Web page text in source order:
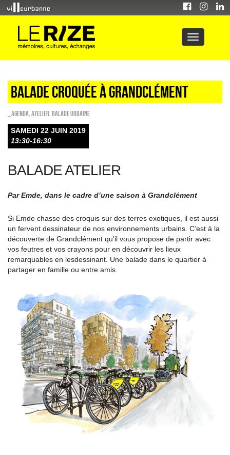
Balade croquée à Grandclément
_Agenda Atelier Balade urbaine
SAMEDI 22 JUIN 2019
13:30-16:30
BALADE ATELIER
Par Emde, dans le cadre d’une saison à Grandclément
Si Emde chasse des croquis sur des terres exotiques, il est aussi
un fervent dessinateur de nos environnements urbains. C’est à la
découverte de Grandclément qu’il vous propose de partir avec
vos feutres et vos crayons pour en découvrir les lieux
remarquables en lesdessinant. Une balade dans le quartier à
partager en famille ou entre amis.